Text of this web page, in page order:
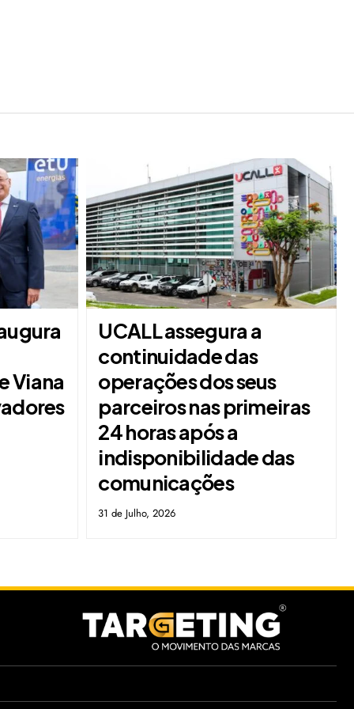
Viana
UCALL assegura a
continuidade das
operações dos seus
parceiros nas primeiras
24 horas após a
indisponibilidade das
comunicações
31 de Julho, 2026